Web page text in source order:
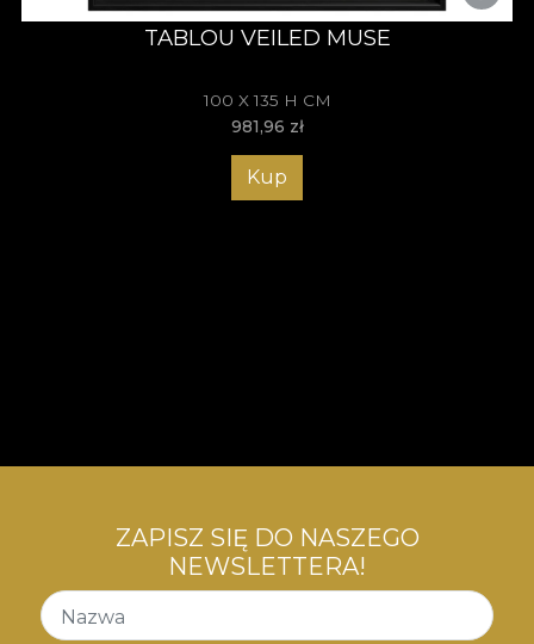
TABLOU VEILED MUSE
100 X 135 H CM
981,96 zł
Kup
ZAPISZ SIĘ DO NASZEGO
NEWSLETTERA!
Nazwa